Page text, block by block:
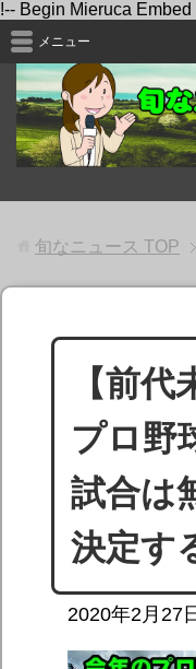
!-- Begin Mieruca Embed
メニュー
旬なニュース TOP
【前
プロ野
試合は
決定す
2020年2月27